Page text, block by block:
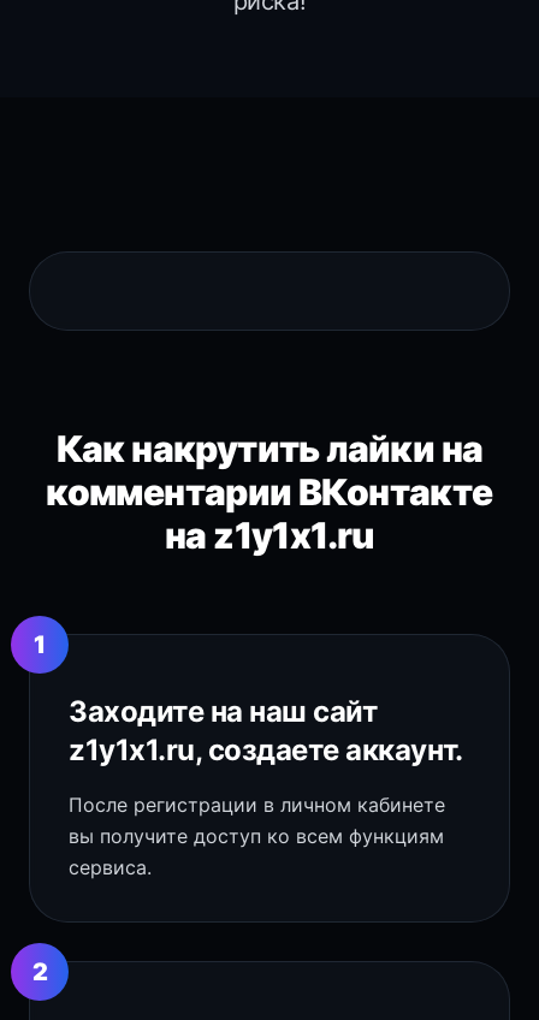
Как накрутить лайки на
комментарии ВКонтакте
на z1y1x1.ru
1
Заходите на наш сайт
z1y1x1.ru, создаете аккаунт.
После регистрации в личном кабинете
вы получите доступ ко всем функциям
сервиса.
2